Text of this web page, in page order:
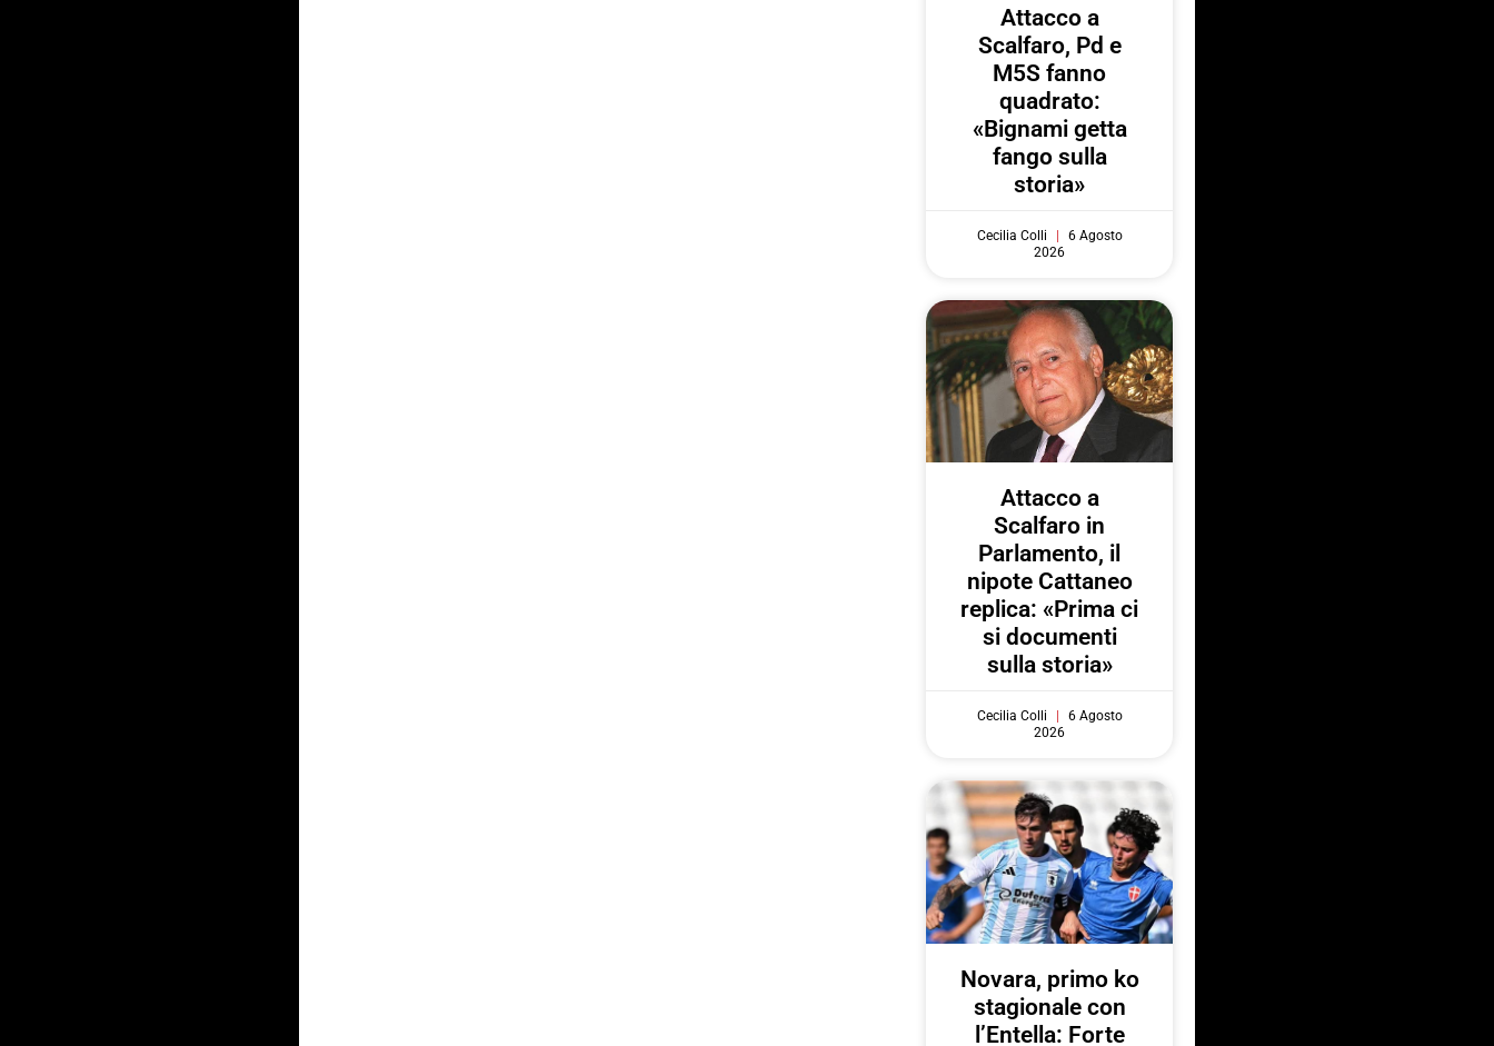
Attacco a
Scalfaro, Pd e
M5S fanno
quadrato:
«Bignami getta
fango sulla
storia»
Cecilia Colli
6 Agosto
2026
Attacco a
Scalfaro in
Parlamento, il
nipote Cattaneo
replica: «Prima ci
si documenti
sulla storia»
Cecilia Colli
6 Agosto
2026
Novara, primo ko
stagionale con
l’Entella: Forte